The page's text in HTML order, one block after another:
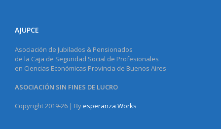
AJUPCE
Asociación de Jubilados & Pensionados
de la Caja de Seguridad Social de Profesionales
en Ciencias Económicas Provincia de Buenos Aires
ASOCIACIÓN SIN FINES DE LUCRO
Copyright 2019-26 | Byesperanza Works